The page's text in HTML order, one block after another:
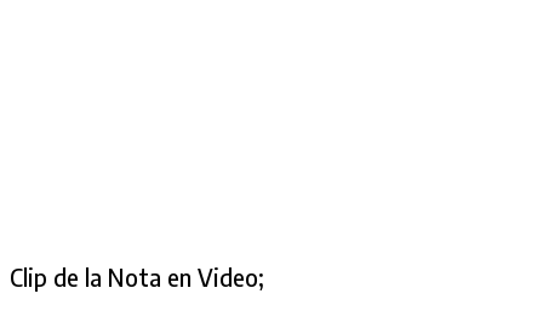
Clip de la Nota en Video;